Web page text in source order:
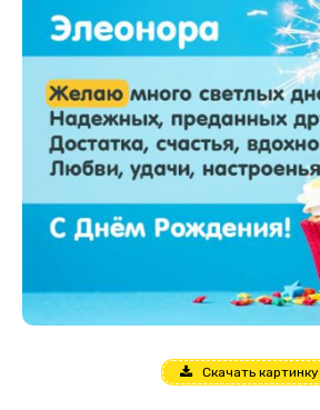
Скачать картинку